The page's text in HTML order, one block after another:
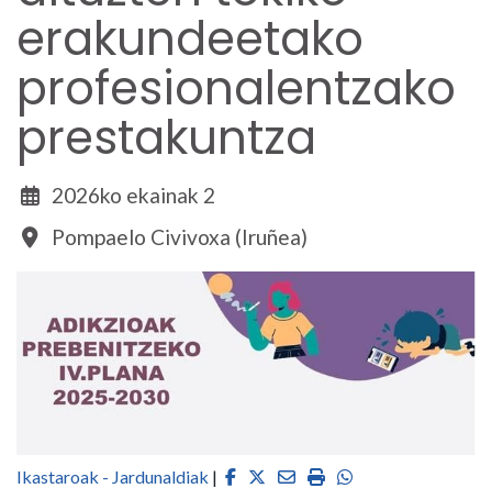
erakundeetako
profesionalentzako
prestakuntza
2026ko ekainak 2
Pompaelo Civivoxa (Iruñea)
Ikastaroak - Jardunaldiak | Facebook
Twitter
EmailImprimirWhatsapp